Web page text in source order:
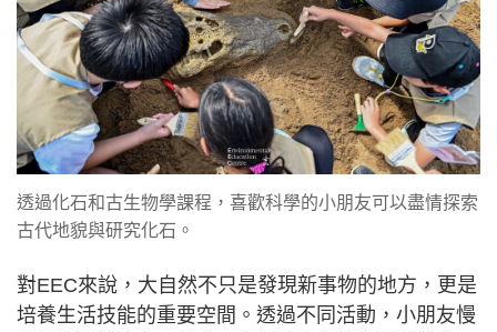
透過化石和古生物學課程，喜歡科學的小朋友可以盡情探索
古代地貌與研究化石。
對EEC來說，大自然不只是發現新事物的地方，更是
培養生活技能的重要空間。透過不同活動，小朋友慢